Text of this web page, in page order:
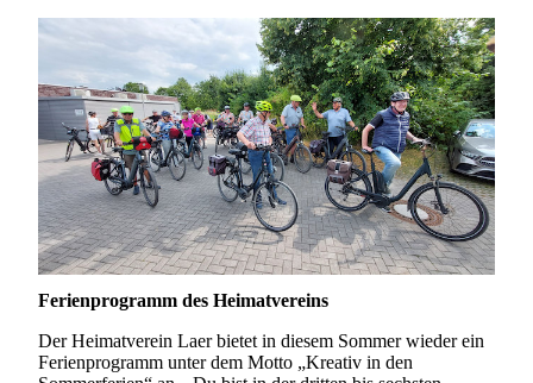
Ferienprogramm des Heimatvereins
Der Heimatverein Laer bietet in diesem Sommer wieder ein
Ferienprogramm unter dem Motto „Kreativ in den